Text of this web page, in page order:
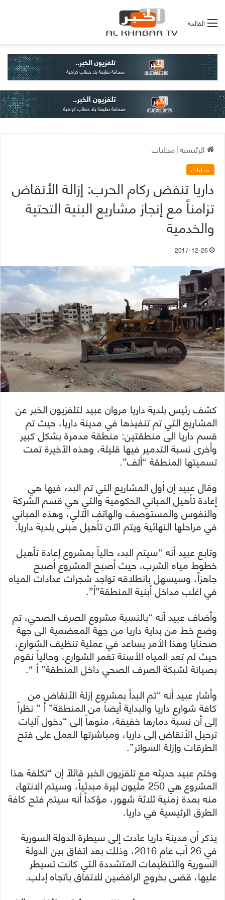
القائمة
الرئيسية|محليات
محليات
داريا تنفض ركام الحرب: إزالة الأنقاض
تزامناً مع إنجاز مشاريع البنية التحتية
والخدمية
2017-12-26
كشف رئيس بلدية داريا مروان عبيد لتلفزيون الخبر عن
المشاريع التي تم تنفيذها في مدينة داريا، حيث تم
قسم داريا الى منطقتين: منطقة مدمرة بشكل كبير
وأخرى نسبة التدمير فيها قليلة، وهذه الأخيرة تمت
تسميتها المنطقة “ألف”.
وقال عبيد إن أول المشاريع التي تم البدء فيها هي
إعادة تأهيل المباني الحكومية والتي هي قسم الشركة
والنفوس والمستوصف والهاتف الآلي، وهذه المباني
في مراحلها النهائية ويتم الآن تأهيل مبنى بلدية داريا.
وتابع عبيد أنه “سيتم البدء حالياً بمشروع إعادة تأهيل
خطوط مياه الشرب، حيث أصبح المشروع أصبح
جاهزاً، وسيسهل بانطلاقه تواجد شجرات عدادات المياه
في اغلب مداخل أبنية المنطقة”أ”.
وأضاف عبيد أنه “بالنسبة مشروع الصرف الصحي، تم
وضع خط من بداية داريا من جهة المعضمية الى جهة
صحنايا وهذا الأمر يساعد في عملية تنظيف الشوارع،
حيث لم تعد المياه الأسنة تغمر الشوارع، وحالياً نقوم
بصيانة لشبكة الصرف الصحي داخل المنطقة” أ “.
وأشار عبيد أنه “تم البدأ بمشروع إزلة الأنقاض من
كافة شوارع داريا والبداية أيضاً من المنطقة” أ ” نظراً
إلى أن نسبة دمارها خفيفة، منوهاً إلى “دخول آليات
ترحيل الأنقاض إلى داريا، ومباشرتها العمل على فتح
الطرقات وإزلة السواتر”.
وختم عبيد حديثه مع تلفزيون الخبر قائلاً إن “تكلفة هذا
المشروع هي 250 مليون ليرة مبدئياً، وسيتم الانتهاء
منه بمدة زمنية ثلاثة شهور، مؤكداً أنه سيتم فتح كافة
الطرق الرئيسية في داريا.
يذكر أن مدينة داريا عادت إلى سيطرة الدولة السورية
في 26 آب عام 2016، وذلك بعد اتفاق بين الدولة
السورية والتنظيمات المتشددة التي كانت تسيطر
عليها، قضى بخروج الرافضين للاتفاق باتجاه إدلب.